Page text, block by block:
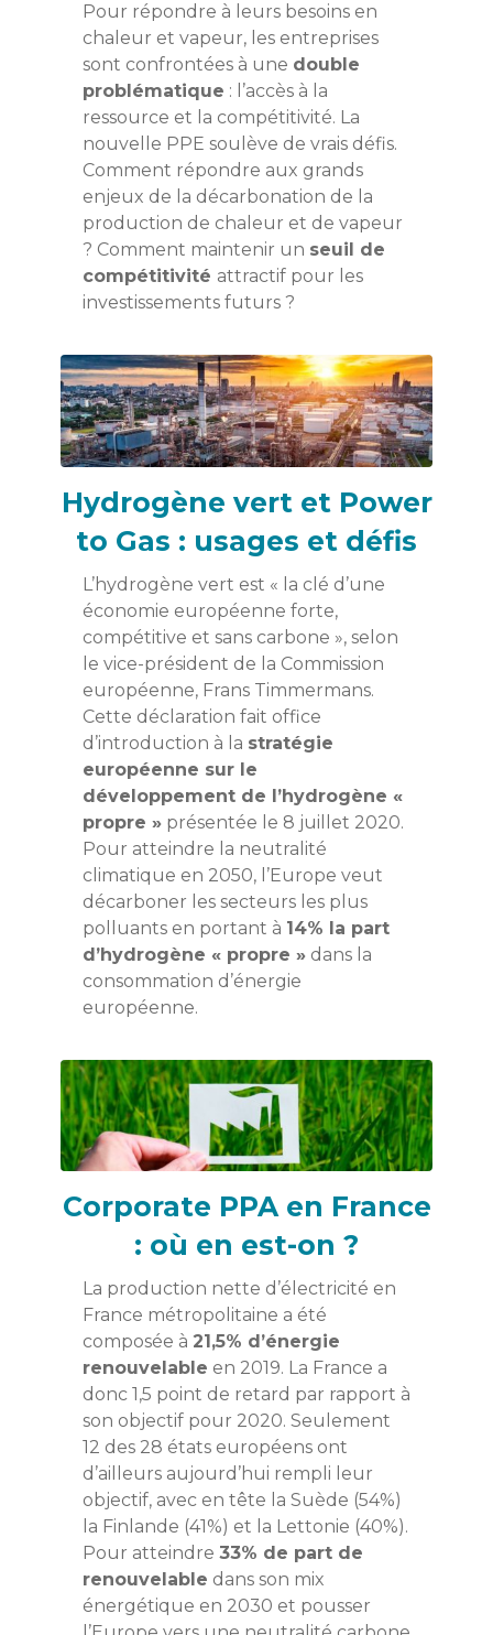
Pour répondre à leurs besoins en
chaleur et vapeur, les entreprises
sont confrontées à une double
problématique : l’accès à la
ressource et la compétitivité. La
nouvelle PPE soulève de vrais défis.
Comment répondre aux grands
enjeux de la décarbonation de la
production de chaleur et de vapeur
? Comment maintenir un seuil de
compétitivité attractif pour les
investissements futurs ?
Hydrogène vert et Power
to Gas : usages et défis
L’hydrogène vert est « la clé d’une
économie européenne forte,
compétitive et sans carbone », selon
le vice-président de la Commission
européenne, Frans Timmermans.
Cette déclaration fait office
d’introduction à la stratégie
européenne sur le
développement de l’hydrogène «
propre » présentée le 8 juillet 2020.
Pour atteindre la neutralité
climatique en 2050, l’Europe veut
décarboner les secteurs les plus
polluants en portant à 14% la part
d’hydrogène « propre » dans la
consommation d’énergie
européenne.
Corporate PPA en France
: où en est-on ?
La production nette d’électricité en
France métropolitaine a été
composée à 21,5% d’énergie
renouvelable en 2019. La France a
donc 1,5 point de retard par rapport à
son objectif pour 2020. Seulement
12 des 28 états européens ont
d’ailleurs aujourd’hui rempli leur
objectif, avec en tête la Suède (54%)
la Finlande (41%) et la Lettonie (40%).
Pour atteindre 33% de part de
renouvelable dans son mix
énergétique en 2030 et pousser